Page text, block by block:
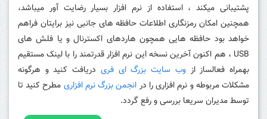
پشتیبانی میکند ، استفاده از نرم افزار بسیار رضایت آور میباشد،
همچنین امکان رمزنگاری اطلاعات حافظه های جانبی نیز برایتان فراهم
خواهد بود حافظه هایی همچون هاردهای اکسترنال و یا فلش های
USB ، هم اکنون آخرین نسخه این نرم افزار قدرتمند را با لینک مستقیم
بهمراه فعالساز ازوب سایت بزرگ ای فری دریافت کنید و هرگونه
مشکلات مربوطه و نرم افزاری را در انجمن بزرگ نرم افزاری مطرح کنید تا
توسط مدیران سریعا بررسی و رفع گردد.